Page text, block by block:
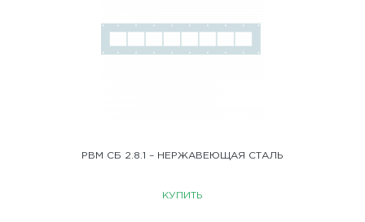
РВМ СБ 2.8.1 – НЕРЖАВЕЮЩАЯ СТАЛЬ
КУПИТЬ